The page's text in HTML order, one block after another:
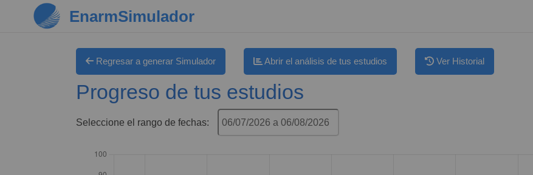
Saltar al contenido principal
EnarmSimulador
Regresar a generar Simulador Abrir el análisis de tus estudios Ver Historial
Progreso de tus estudios
Seleccione el rango de fechas: